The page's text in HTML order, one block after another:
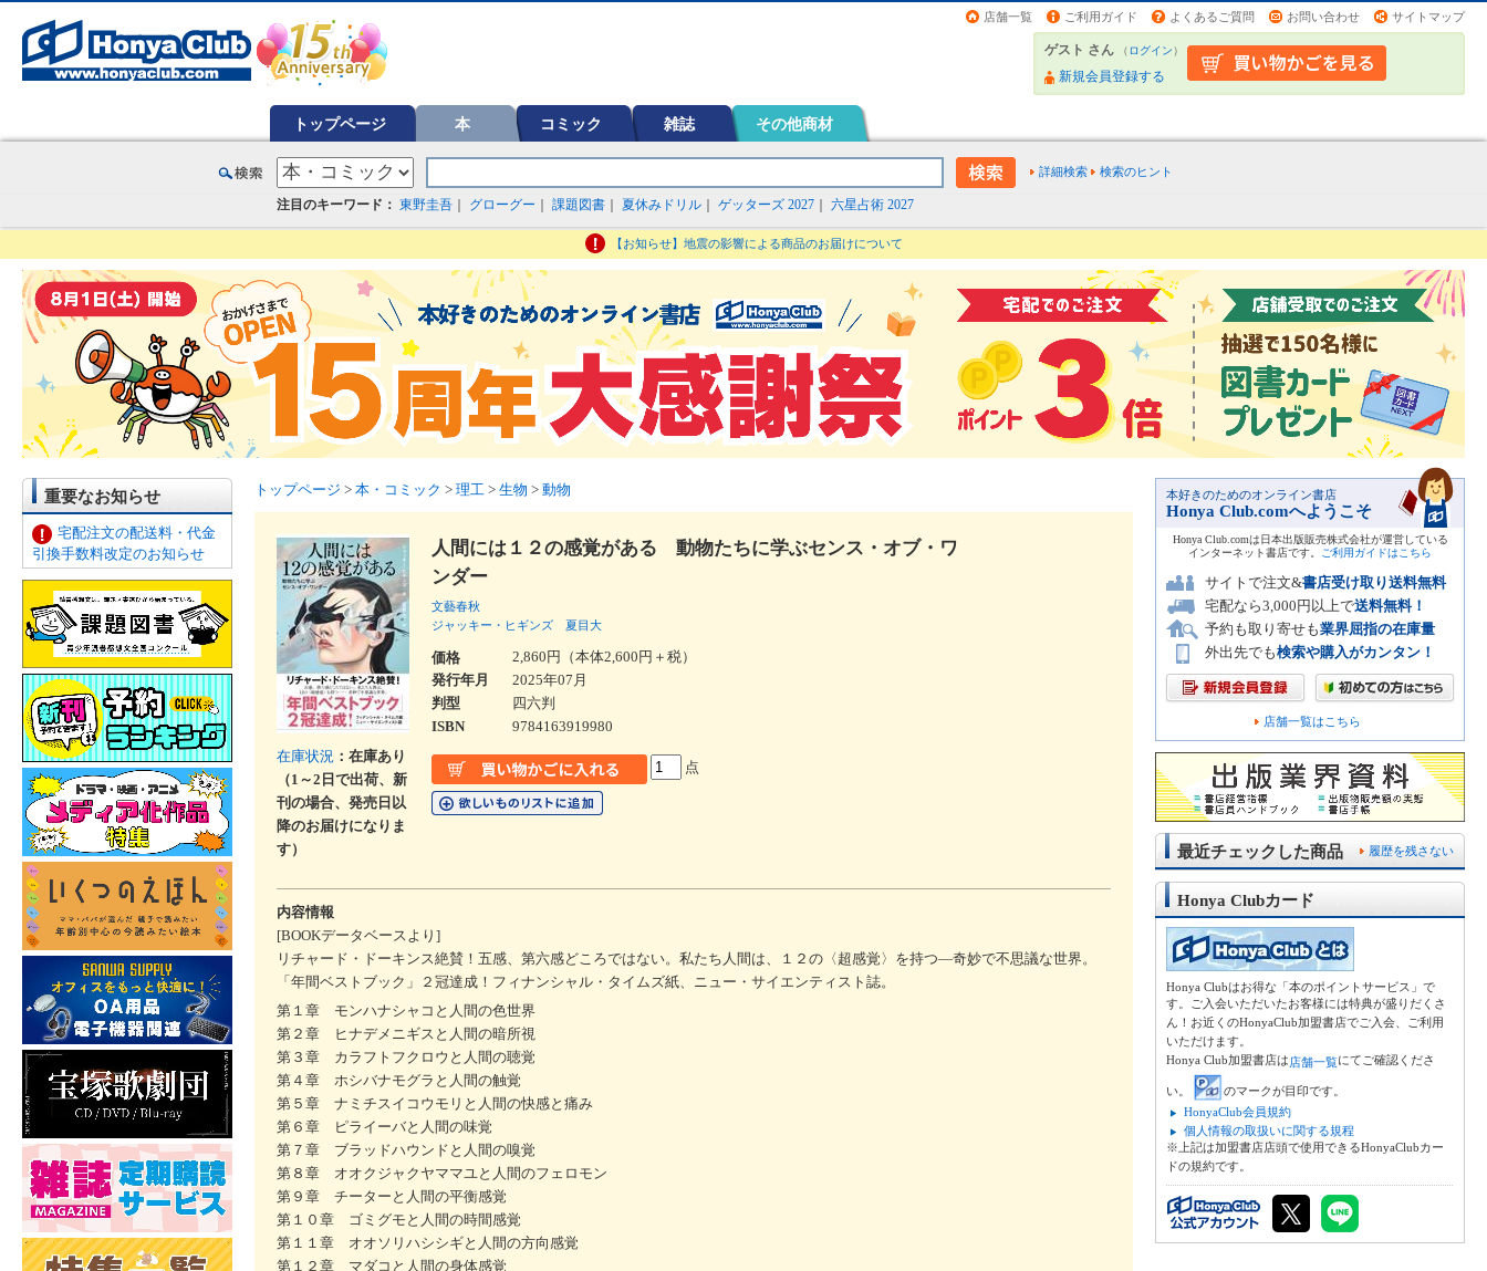
店舗一覧 ご利用ガイド よくあるご質問 お問い合わせ サイトマップ
ゲスト さん （ログイン）
新規会員登録する
トップページ 本 コミック 雑誌 その他商材
詳細検索 検索のヒント
注目のキーワード： 東野圭吾 グローグー 課題図書 夏休みドリル ゲッターズ 2027 六星占術 2027
【お知らせ】地震の影響による商品のお届けについて
重要なお知らせ
宅配注文の配送料・代金
引換手数料改定のお知らせ
トップページ > 本・コミック > 理工 > 生物 > 動物
在庫状況 ：在庫あり
（1～2日で出荷、新
刊の場合、発売日以
降のお届けになりま
す）
人間には１２の感覚がある 動物たちに学ぶセンス・オブ・ワ
ンダー
文藝春秋
ジャッキー・ヒギンズ
夏目大
価格
2,860円（本体2,600円＋税）
発行年月
2025年07月
判型
四六判
ISBN
9784163919980
点
内容情報
[BOOKデータベースより]
リチャード・ドーキンス絶賛！五感、第六感どころではない。私たち人間は、１２の〈超感覚〉を持つ―奇妙で不思議な世界。
「年間ベストブック」２冠達成！フィナンシャル・タイムズ紙、ニュー・サイエンティスト誌。
第１章 モンハナシャコと人間の色世界
第２章 ヒナデメニギスと人間の暗所視
第３章 カラフトフクロウと人間の聴覚
第４章 ホシバナモグラと人間の触覚
第５章 ナミチスイコウモリと人間の快感と痛み
第６章 ピライーバと人間の味覚
第７章 ブラッドハウンドと人間の嗅覚
第８章 オオクジャクヤママユと人間のフェロモン
第９章 チーターと人間の平衡感覚
第１０章 ゴミグモと人間の時間感覚
第１１章 オオソリハシシギと人間の方向感覚
第１２章 マダコと人間の身体感覚
本好きのためのオンライン書店
Honya Club.comへようこそ
Honya Club.comは日本出版販売株式会社が運営している
インターネット書店です。
ご利用ガイドはこちら
サイトで注文&書店受け取り送料無料
宅配なら3,000円以上で送料無料！
予約も取り寄せも業界屈指の在庫量
外出先でも検索や購入がカンタン！
店舗一覧はこちら
履歴を残さない
最近チェックした商品
Honya Clubカード
Honya Clubはお得な「本のポイントサービス」で
す。ご入会いただいたお客様には特典が盛りだくさ
ん！お近くのHonyaClub加盟書店でご入会、ご利用
いただけます。
Honya Club加盟書店は店舗一覧にてご確認くださ
い。
のマークが目印です。
HonyaClub会員規約
個人情報の取扱いに関する規程
※上記は加盟書店店頭で使用できるHonyaClubカー
ドの規約です。